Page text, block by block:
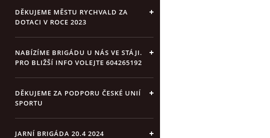
DĚKUJEME MĚSTU RYCHVALD ZA
DOTACI V ROCE 2023
NABÍZÍME BRIGÁDU U NÁS VE STÁJI.
PRO BLIŽŠÍ INFO VOLEJTE 604265192
DĚKUJEME ZA PODPORU ČESKÉ UNIÍ
SPORTU
JARNÍ BRIGÁDA 20.4 2024